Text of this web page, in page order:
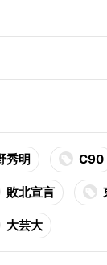
秀明 C90
敗北宣言
大芸大